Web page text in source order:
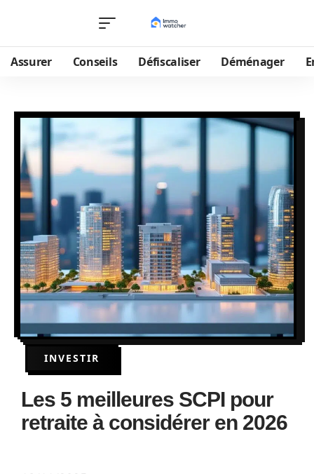
Assurer Conseils Défiscaliser Déménager
INVESTIR
Les 5 meilleures SCPI pour
retraite à considérer en 2026